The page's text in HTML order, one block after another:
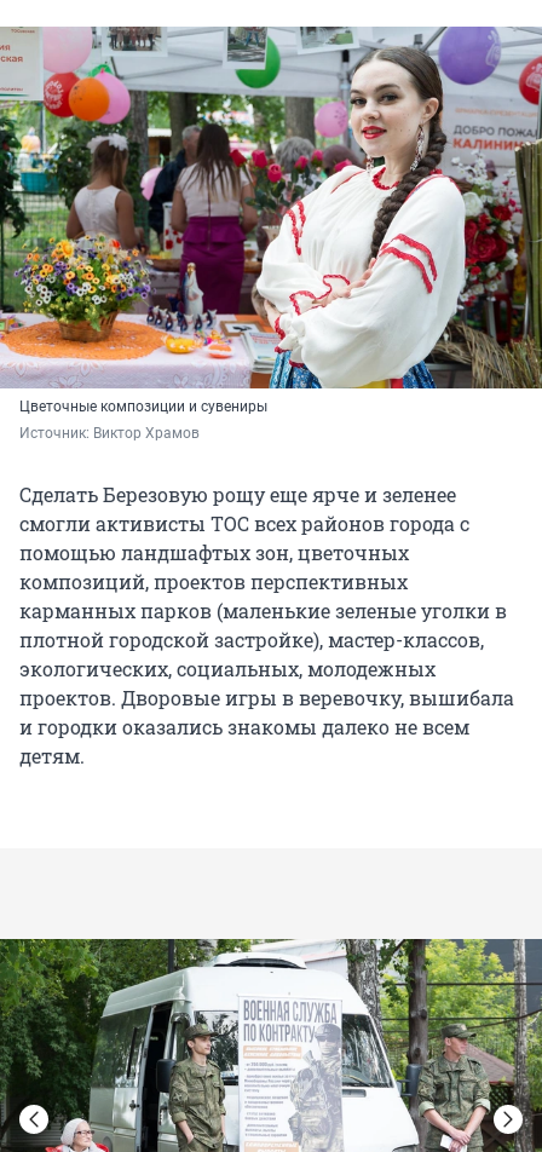
Цветочные композиции и сувениры
Источник: Виктор Храмов
Сделать Березовую рощу еще ярче и зеленее
смогли активисты ТОС всех районов города с
помощью ландшафтых зон, цветочных
композиций, проектов перспективных
карманных парков (маленькие зеленые уголки в
плотной городской застройке), мастер-классов,
экологических, социальных, молодежных
проектов. Дворовые игры в веревочку, вышибала
и городки оказались знакомы далеко не всем
детям.